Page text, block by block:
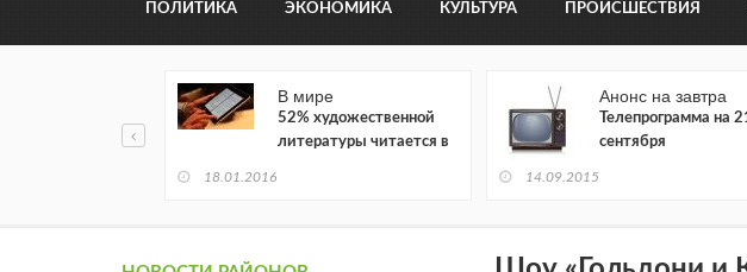
ПОЛИТИКА ЭКОНОМИКА КУЛЬТУРА ПРОИСШЕСТВИЯ
В мире
52% художественной
литературы читается в
18.01.2016
Анонс на завтра
Телепрограмма на
сентября
14.09.2015